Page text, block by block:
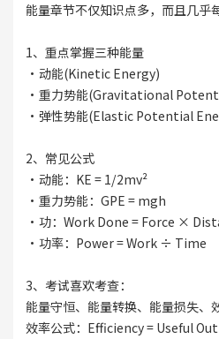
能量章节不仅知识点多，而且几乎
1、重点掌握三种能量
·动能(Kinetic Energy)
·重力势能(Gravitational
·弹性势能(Elastic Potential
2、常见公式
·动能：KE = 1/2mv²
·重力势能：GPE = mgh
·功：Work Done = Force ×
·功率：Power = Work ÷ Time
3、考试喜欢考查：
能量守恒、能量转换、能量损失、
效率公式：Efficiency = Useful